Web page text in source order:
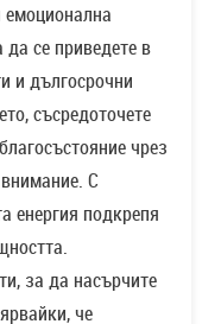
се приведете в
и дългосрочни
съсредоточете
чрез
С
енергия подкрепя
за да насърчите
че